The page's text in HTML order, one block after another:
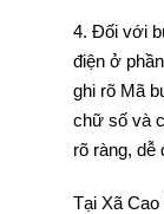
4. Đối với
điện ở
ghi rõ Mã
chữ số và
rõ ràng, dễ
Tại Xã